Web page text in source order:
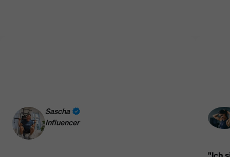
Holz-Design trifft leistungsstarke Technik. Das WoodPad Pro
integriert Bewegung in deinen Workflow - so leise, dass dein
Sascha
Influencer